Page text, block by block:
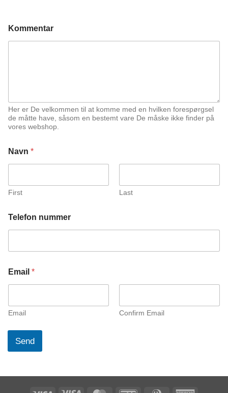
o
m
T
e
l
f
o
n
m
a
l
Kommentar
Her er De velkommen til at komme med en hvilken forespørgsel
de måtte have, såsom en bestemt vare De måske ikke finder på
vores webshop.
Navn *
First Last
Telefon nummer
Email *
Email Confirm Email
Send